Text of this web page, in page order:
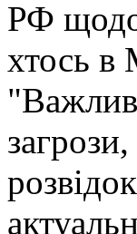
РФ щодо
хтось в